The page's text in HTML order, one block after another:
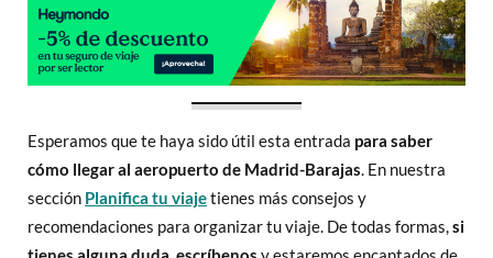
Esperamos que te haya sido útil esta entrada para saber
cómo llegar al aeropuerto de Madrid-Barajas. En nuestra
sección Planifica tu viajetienes más consejos y
recomendaciones para organizar tu viaje. De todas formas,si